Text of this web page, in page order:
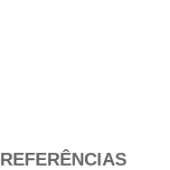
REFERÊNCIAS